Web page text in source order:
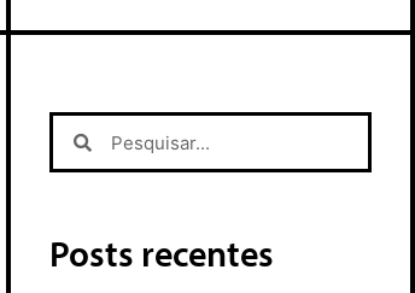
Posts recentes